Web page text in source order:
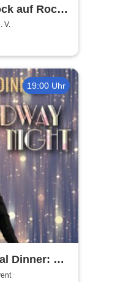
auf Rock
V.
19:00 Uhr
Dinner: A